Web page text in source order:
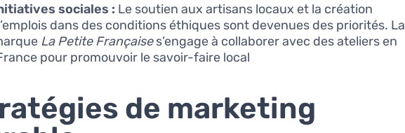
sociales : Le soutien aux artisans locaux et la création
dans des conditions éthiques sont devenues des priorités. La
La Petite Françaises’engage à collaborer avec des ateliers en
pour promouvoir le savoir-faire local.
de marketing